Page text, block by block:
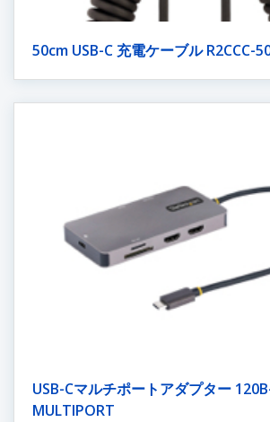
50cm USB-C 充電ケーブル R2CCC-
USB-Cマルチポートアダプター
MULTIPORT